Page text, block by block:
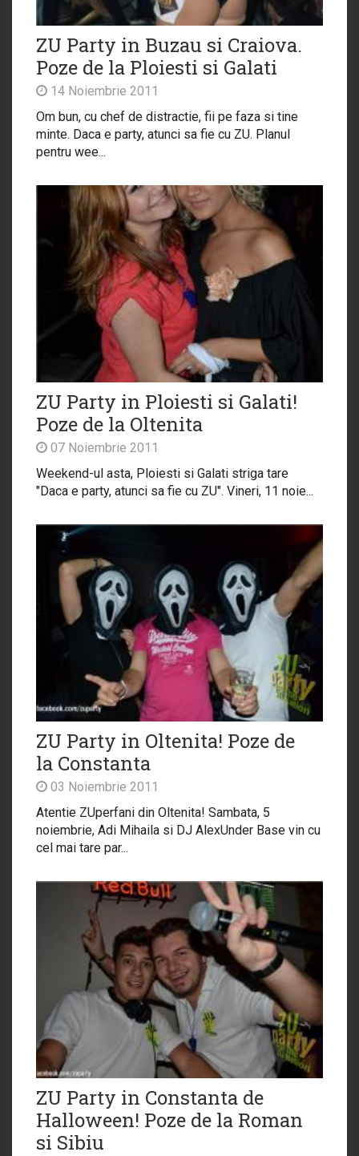
ZU Party in Buzau si Craiova.
Poze de la Ploiesti si Galati
14 Noiembrie 2011
Om bun, cu chef de distractie, fii pe faza si tine
minte. Daca e party, atunci sa fie cu ZU. Planul
pentru wee...
ZU Party in Ploiesti si Galati!
Poze de la Oltenita
07 Noiembrie 2011
Weekend-ul asta, Ploiesti si Galati striga tare
"Daca e party, atunci sa fie cu ZU". Vineri, 11 noie...
ZU Party in Oltenita! Poze de
la Constanta
03 Noiembrie 2011
Atentie ZUperfani din Oltenita! Sambata, 5
noiembrie, Adi Mihaila si DJ AlexUnder Base vin cu
cel mai tare par...
ZU Party in Constanta de
Halloween! Poze de la Roman
si Sibiu